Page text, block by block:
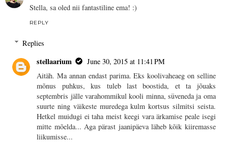
Stella, sa oled nii fantastiline ema! :)
REPLY
Replies
stellaarium
June 30, 2015 at 11:41 PM
Aitäh. Ma annan endast parima. Eks koolivaheaeg on selline
mõnus puhkus, kus tuleb last boostida, et ta jõuaks
septembris jälle varahommikul kooli minna, süveneda ja oma
suurte ning väikeste muredega kulm kortsus silmitsi seista.
Hetkel muidugi ei taha meist keegi vara ärkamise peale isegi
mitte mõelda... Aga pärast jaanipäeva läheb kõik kiiremasse
liikumisse...